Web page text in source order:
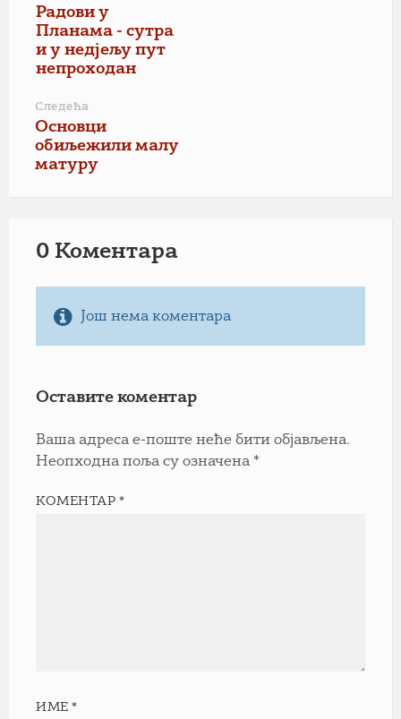
Радови у
Планама - сутра
и у недјељу пут
непроходан
Следећа
Основци
обиљежили малу
матуру
0 Коментарa
Још нема коментара
Оставите коментар
Ваша адреса е-поште неће бити објављена.
Неопходна поља су означена *
КОМЕНТАР*
ИМЕ*